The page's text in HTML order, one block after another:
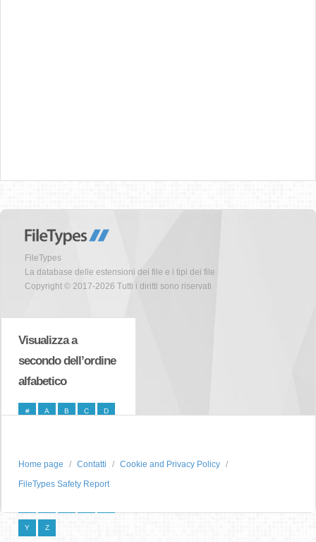
FileTypes
La database delle estensioni dei file e i tipi dei file
Copyright © 2017-2026 Tutti i diritti sono riservati
Visualizza a
secondo dell’ordine
alfabetico
# A B C D
O P Q R S
Y Z
Home page Contatti
Cookie and Privacy Policy
FileTypes Safety Report